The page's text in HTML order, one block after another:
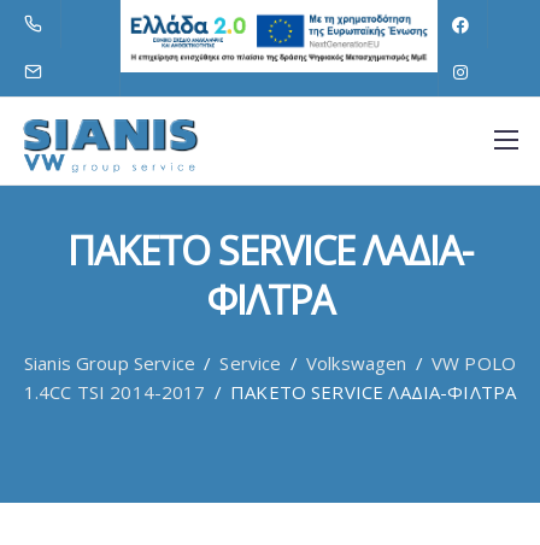
ΠΑΚΕΤΟ SERVICE ΛΑΔΙΑ-
ΦΙΛΤΡΑ
Sianis Group Service / Service / Volkswagen / VW POLO
1.4CC TSI 2014-2017 / ΠΑΚΕΤΟ SERVICE ΛΑΔΙΑ-ΦΙΛΤΡΑ